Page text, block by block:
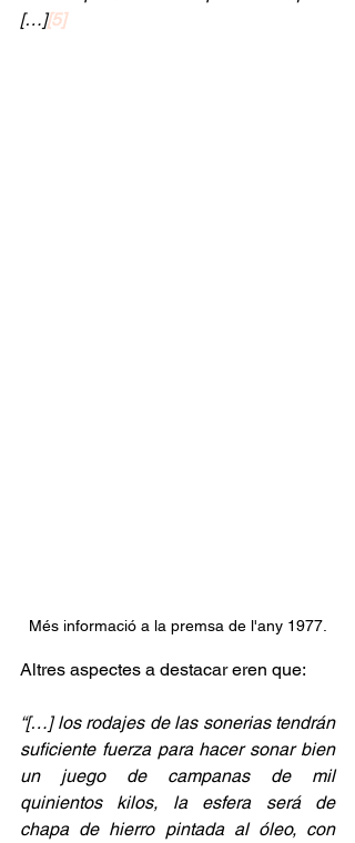
[…][5]
Més informació a la premsa de l'any 1977.
Altres aspectes a destacar eren que:
“[…] los rodajes de las sonerias tendrán
suficiente fuerza para hacer sonar bien
un juego de campanas de mil
quinientos kilos, la esfera será de
chapa de hierro pintada al óleo, con